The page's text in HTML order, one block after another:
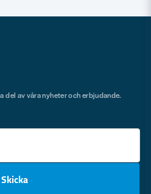
Skicka
del av våra nyheter och erbjudande.